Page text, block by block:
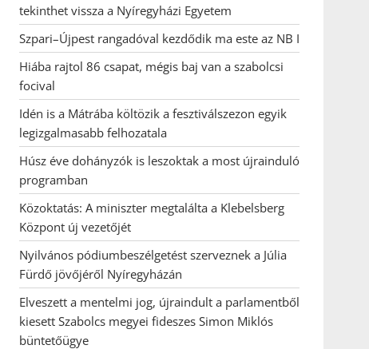
tekinthet vissza a Nyíregyházi Egyetem
Szpari–Újpest rangadóval kezdődik ma este az NB I
Hiába rajtol 86 csapat, mégis baj van a szabolcsi
focival
Idén is a Mátrába költözik a fesztiválszezon egyik
legizgalmasabb felhozatala
Húsz éve dohányzók is leszoktak a most újrainduló
programban
Közoktatás: A miniszter megtalálta a Klebelsberg
Központ új vezetőjét
Nyilvános pódiumbeszélgetést szerveznek a Júlia
Fürdő jövőjéről Nyíregyházán
Elveszett a mentelmi jog, újraindult a parlamentből
kiesett Szabolcs megyei fideszes Simon Miklós
büntetőügye